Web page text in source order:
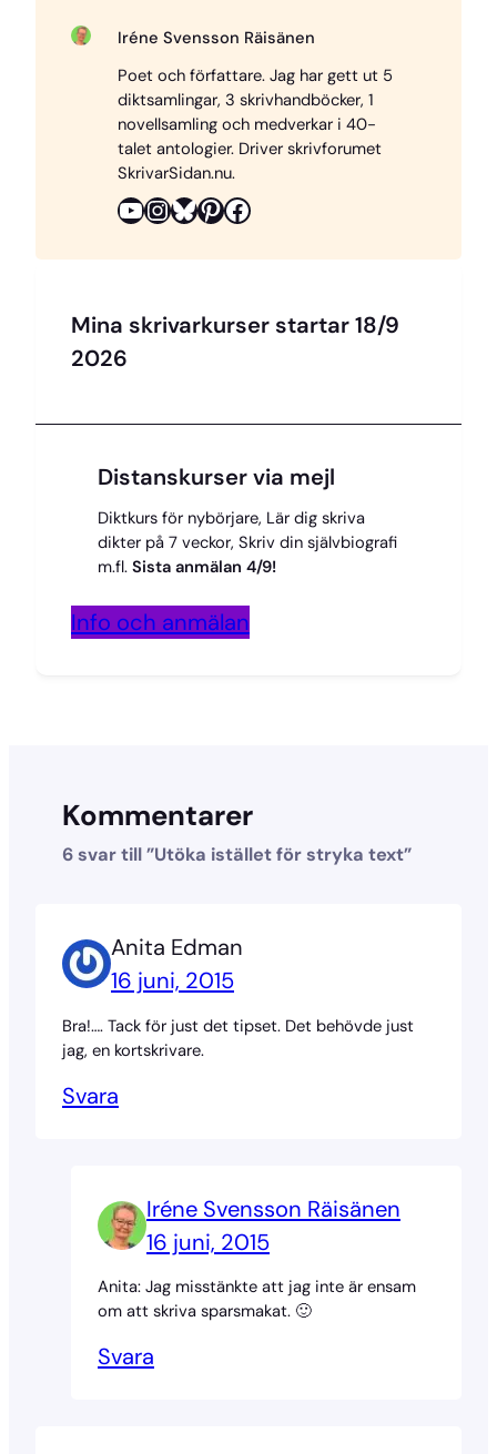
e
b
o
o
k
t
e
r
e
s
t
e
s
k
y
e
a
d
s
y
L
i
n
Iréne Svensson Räisänen
Poet och författare. Jag har gett ut 5
diktsamlingar, 3 skrivhandböcker, 1
novellsamling och medverkar i 40-
talet antologier. Driver skrivforumet
SkrivarSidan.nu.
YouTube InstagramBluesky Pinterest Facebook
Mina skrivarkurser startar 18/9
2026
Distanskurser via mejl
Diktkurs för nybörjare, Lär dig skriva
dikter på 7 veckor, Skriv din självbiografi
m.fl. Sista anmälan 4/9!
Info och anmälan
Kommentarer
6 svar till ”Utöka istället för stryka text”
Anita Edman
16 juni, 2015
Bra!…. Tack för just det tipset. Det behövde just
jag, en kortskrivare.
Svara
Iréne Svensson Räisänen
16 juni, 2015
Anita: Jag misstänkte att jag inte är ensam
om att skriva sparsmakat. 🙂
Svara